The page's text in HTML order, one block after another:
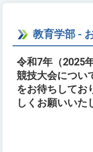
教育学部 -
令和7年（2025
競技大会につい
をお待ちしてお
しくお願いいた